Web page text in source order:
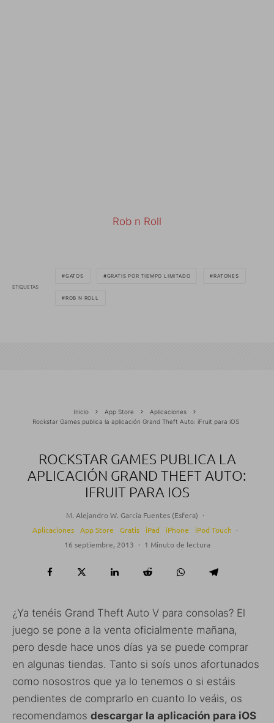
Rob n Roll
ETIQUETAS
GATOS GRATIS POR TIEMPO LIMITADO RATONES
ROB N ROLL
Inicio App Store
Aplicaciones
Rockstar Games publica la aplicación Grand Theft Auto: iFruit para iOS
ROCKSTAR GAMES PUBLICA LA
APLICACIÓN GRAND THEFT AUTO:
IFRUIT PARA IOS
M. Alejandro W. García Fuentes (Esfera) ·
Aplicaciones
App Store Gratis iPad iPhone iPod Touch ·
16 septiembre, 2013 · 1 Minuto de lectura
¿Ya tenéis Grand Theft Auto V para consolas? El
juego se pone a la venta oficialmente mañana,
pero desde hace unos días ya se puede comprar
en algunas tiendas. Tanto si soís unos afortunados
como nosostros que ya lo tenemos o si estáis
pendientes de comprarlo en cuanto lo veáis, os
recomendamos descargar la aplicación para iOS